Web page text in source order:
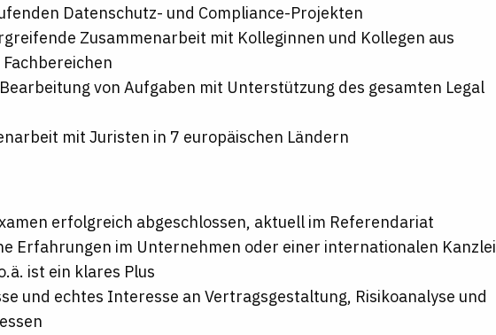
Datenschutz- und Compliance-Projekten
Zusammenarbeit mit Kolleginnen und Kollegen aus
von Aufgaben mit Unterstützung des gesamten Legal
mit Juristen in 7 europäischen Ländern
erfolgreich abgeschlossen, aktuell im Referendariat
Erfahrungen im Unternehmen oder einer internationalen Kanzlei
ist ein klares Plus
und echtes Interesse an Vertragsgestaltung, Risikoanalyse und